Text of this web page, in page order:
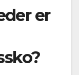
er